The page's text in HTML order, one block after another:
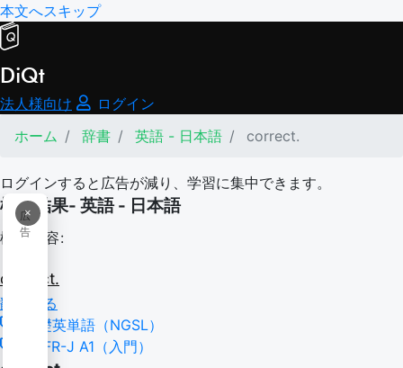
本文へスキップ
DiQt
法人様向け
ログイン
ホーム
辞書 英語 - 日本語 correct.
ログインすると広告が減り、学習に集中できます。
×
広
告
検索結果- 英語 - 日本語
検索内容:
correct.
翻訳する
基礎英単語（NGSL）
CEFR-J A1（入門）